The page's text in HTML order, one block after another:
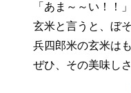
「あま～～い！！
玄米と言うと、ぼ
兵四郎米の玄米は
ぜひ、その美味し